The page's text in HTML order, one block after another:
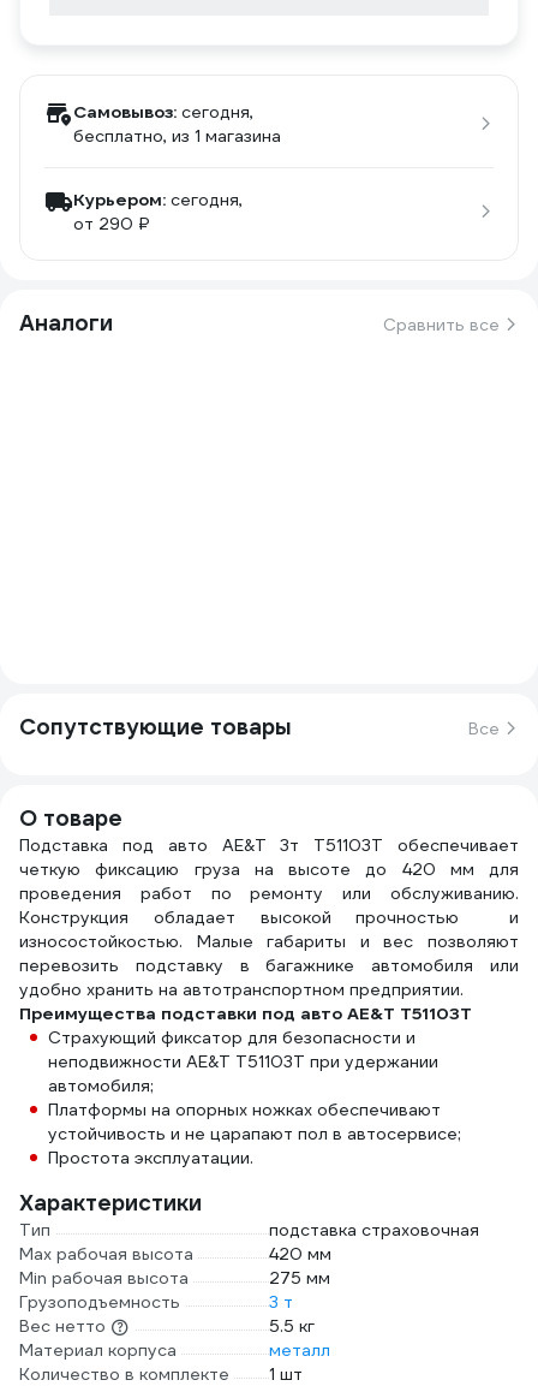
Самовывоз: сегодня,
бесплатно, из 1 магазина
Курьером: сегодня,
от 290 ₽
Аналоги Сравнить все
Сопутствующие товары Все
О товаре
Подставка под авто AE&T 3т T51103T обеспечивает
четкую фиксацию груза на высоте до 420 мм для
проведения работ по ремонту или обслуживанию.
Конструкция обладает высокой прочностью и
износостойкостью. Малые габариты и вес позволяют
перевозить подставку в багажнике автомобиля или
удобно хранить на автотранспортном предприятии.
Преимущества подставки под авто AE&T T51103T
Страхующий фиксатор для безопасности и
неподвижности AE&T T51103T при удержании
автомобиля;
Платформы на опорных ножках обеспечивают
устойчивость и не царапают пол в автосервисе;
Простота эксплуатации.
Характеристики
Тип
подставка страховочная
Max рабочая высота
420 мм
Min рабочая высота
275 мм
Грузоподъемность
3 т
Вес нетто
5.5 кг
Материал корпуса
металл
Количество в комплекте
1 шт